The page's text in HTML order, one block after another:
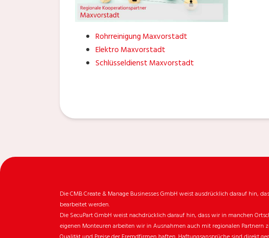
Rohrreinigung Maxvorstadt
Elektro Maxvorstadt
Schlüsseldienst Maxvorstadt
Die CMB Create & Manage Businesses GmbH weist ausdrücklich darauf hin,
bearbeitet werden.
Die SecuPart GmbH weist nachdrücklich darauf hin, dass wir in manchen
eigenen Monteuren arbeiten wir in Ausnahmen auch mit regionalen